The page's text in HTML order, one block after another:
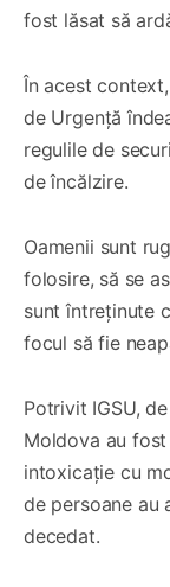
fost lăsat să
În acest
de Urgență
regulile de
de încălzire.
Oamenii sunt
folosire, să se
sunt întreținute
focul să fie
Potrivit IGSU,
Moldova au
intoxicație cu
de persoane au
decedat.